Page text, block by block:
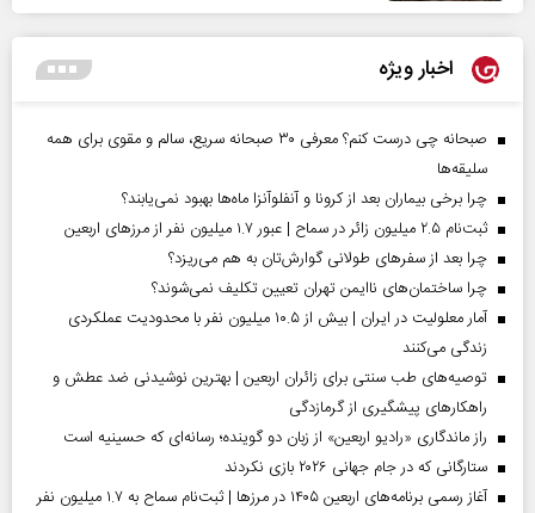
اخبار ویژه
صبحانه چی درست کنم؟ معرفی ۳۰ صبحانه سریع، سالم و مقوی برای همه
سلیقه‌ها
چرا برخی بیماران بعد از کرونا و آنفلوآنزا ماه‌ها بهبود نمی‌یابند؟
ثبت‌نام ۲.۵ میلیون زائر در سماح | عبور ۱.۷ میلیون نفر از مرز‌های اربعین
چرا بعد از سفرهای طولانی گوارش‌تان به هم می‌ریزد؟
چرا ساختمان‌های ناایمن تهران تعیین تکلیف نمی‌شوند؟
آمار معلولیت در ایران | بیش از ۱۰.۵ میلیون نفر با محدودیت عملکردی
زندگی می‌کنند
توصیه‌های طب سنتی برای زائران اربعین | بهترین نوشیدنی ضد عطش و
راهکارهای پیشگیری از گرمازدگی
راز ماندگاری «رادیو اربعین» از زبان دو گوینده؛ رسانه‌ای که حسینیه است
ستارگانی که در جام جهانی ۲۰۲۶ بازی نکردند
آغاز رسمی برنامه‌های اربعین ۱۴۰۵ در مرز‌ها | ثبت‌نام سماح به ۱.۷ میلیون نفر